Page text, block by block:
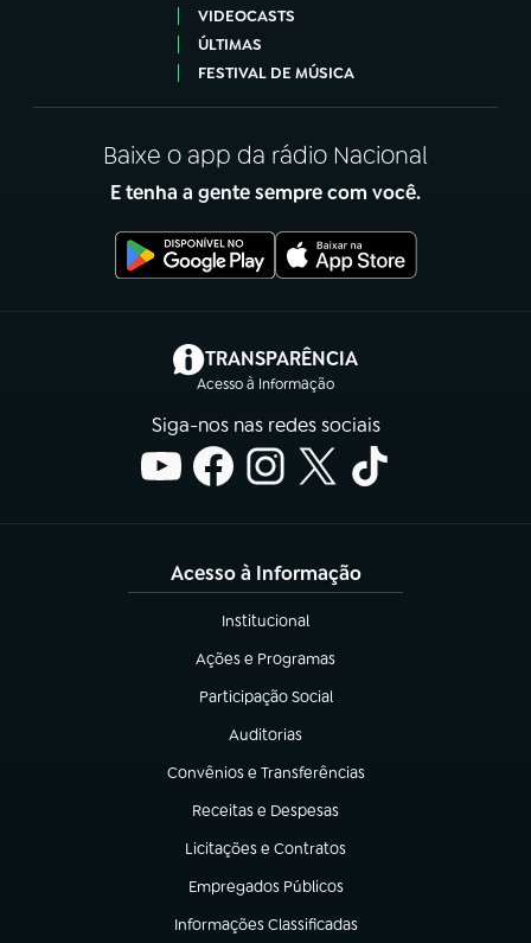
VIDEOCASTS
ÚLTIMAS
FESTIVAL DE MÚSICA
Baixe o app da rádio Nacional
E tenha a gente sempre com você.
TRANSPARÊNCIA
Acesso à Informação
(abre em nova aba)
Siga-nos nas redes sociais
Acesso à Informação
Institucional
(abre em nova aba)
Ações e Programas
(abre em nova aba)
Participação Social
(abre em nova aba)
Auditorias
(abre em nova aba)
Convênios e Transferências
(abre em nova aba)
Receitas e Despesas
(abre em nova aba)
Licitações e Contratos
(abre em nova aba)
Empregados Públicos
(abre em nova aba)
Informações Classificadas
(abre em nova aba)